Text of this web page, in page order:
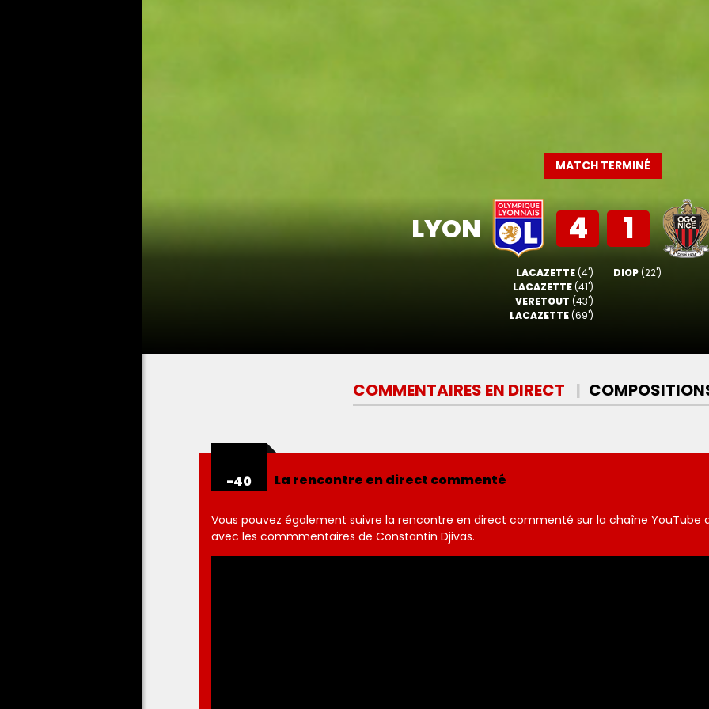
MATCH TERMINÉ
LYON 4 1
LACAZETTE(4')
LACAZETTE(41')
VERETOUT (43')
LACAZETTE(69')
DIOP(22')
COMMENTAIRES EN DIRECT COMPOS
-40 La rencontre en direct commenté
Vous pouvez également suivre la rencontre en direct commenté sur la chaîne YouTube
avec les commmentaires de Constantin Djivas.